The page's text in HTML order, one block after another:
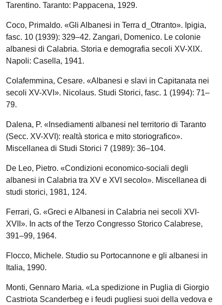
Tarentino. Taranto: Pappacena, 1929.
Coco, Primaldo. «Gli Albanesi in Terra d_Otranto». Ipigia,
fasc. 10 (1939): 329–42. Zangari, Domenico. Le colonie
albanesi di Calabria. Storia e demografia secoli XV-XIX.
Napoli: Casella, 1941.
Colafemmina, Cesare. «Albanesi e slavi in Capitanata nei
secoli XV-XVI». Nicolaus. Studi Storici, fasc. 1 (1994): 71–
79.
Dalena, P. «Insediamenti albanesi nel territorio di Taranto
(Secc. XV-XVI): realtà storica e mito storiografico».
Miscellanea di Studi Storici 7 (1989): 36–104.
De Leo, Pietro. «Condizioni economico-sociali degli
albanesi in Calabria tra XV e XVI secolo». Miscellanea di
studi storici, 1981, 124.
Ferrari, G. «Greci e Albanesi in Calabria nei secoli XVI-
XVII». In acts of the Terzo Congresso Storico Calabrese,
391–99, 1964.
Flocco, Michele. Studio su Portocannone e gli albanesi in
Italia, 1990.
Monti, Gennaro Maria. «La spedizione in Puglia di Giorgio
Castriota Scanderbeg e i feudi pugliesi suoi della vedova e